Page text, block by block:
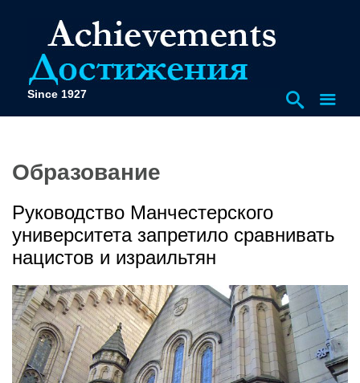
Since 1927
Образование
Руководство Манчестерского
университета запретило сравнивать
нацистов и израильтян